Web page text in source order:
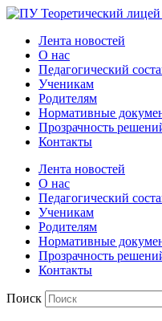
Официальный сайт
Лента новостей
О нас
Педагогический
Ученикам
Родителям
Нормативные
Прозрачность
Контакты
Лента новостей
О нас
Педагогический
Ученикам
Родителям
Нормативные
Прозрачность
Контакты
Поиск